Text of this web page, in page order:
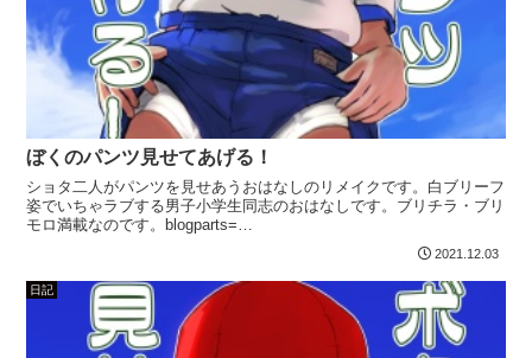
ぼくのパンツ見せてあげる！
ショタ二人がパンツを見せあうおはなしのリメイクです。白ブリーフ
姿でいちゃラブする男子小学生同志のおはなしです。ブリチラ・ブリ
モロ満載なのです。blogparts=
2021.12.03
日記